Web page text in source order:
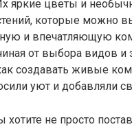
яркие цветы и
которые можно
и впечатляющую
от выбора видов и
создавать живые
уют и добавляли
хотите не просто